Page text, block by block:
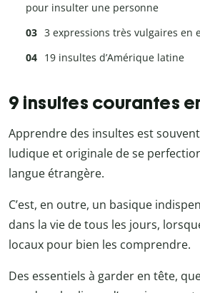
pour insulter une personne
3 expressions très vulgaires en
19 insultes d’Amérique latine
9 insultes courantes
Apprendre des insultes est
ludique et originale de se
langue étrangère.
C’est, en outre, un basique
dans la vie de tous les jours,
locaux pour bien les comprendre.
Des essentiels à garder en tête,